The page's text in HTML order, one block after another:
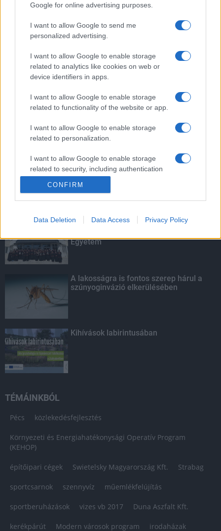
Google for online advertising purposes.
I want to allow Google to send me
personalized advertising.
I want to allow Google to enable storage
related to analytics like cookies on web or
device identifiers in apps.
I want to allow Google to enable storage
related to functionality of the website or app.
I want to allow Google to enable storage
related to personalization.
I want to allow Google to enable storage
related to security, including authentication
functionality and fraud prevention, and other
user protection.
CONFIRM
Data Deletion Data Access Privacy Policy
LEGOLVASOTTABB
Kecskeméten is szakirányú
továbbképzésekkel erősít a Gál Ferenc
foci-Eb jegyeire
Tavaly 83,3 milliárd forint kutatás-
fizettek ki az NFKI Alapból
Kecskeméten is szakirányú
Egyetem
A lakosságra is fontos szerep hárul a
szúnyoginvázió elkerülésében
Kihívások labirintusában
TÉMÁINKBÓL
Pécs közlekedésfejlesztés
Környezeti és Energiahatékonysági Operatív Program
(KEHOP)
építőipari cégek Swietelsky Magyarország Kft. Strabag
sportcsarnok szennyvíz műemlékfelújítás
sportberuházások vizes vb 2017 Duna Aszfalt Kft.
kerékpárút Modern városok program irodaházak